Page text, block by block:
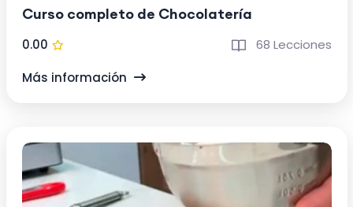
Curso completo de Chocolatería
0.00
68 Lecciones
Más información